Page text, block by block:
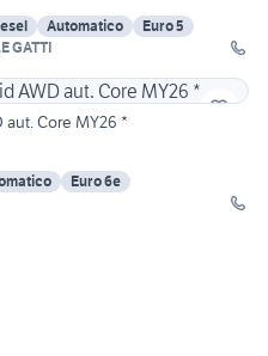
Automatico
Euro 5
GATTI
aut. Core MY26 *
Euro 6e